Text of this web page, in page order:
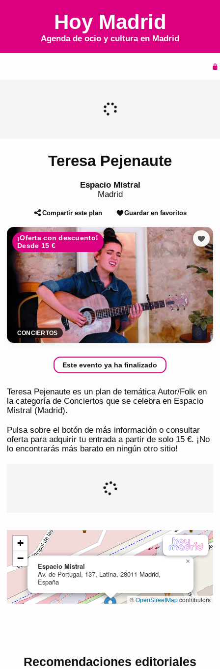
Hoy Madrid
Agenda de ocio y cultura en Madrid
Teresa Pejenaute
Espacio Mistral
Madrid
Compartir este plan Guardar en favoritos
¡Oferta con descuento!
Desde 15 €
CONCIERTOS
Este evento ya ha finalizado
Teresa Pejenaute es un plan de temática Autor/Folk en
la categoría de Conciertos que se celebra en Espacio
Mistral (Madrid).
Pulsa sobre el botón de más información o consultar
oferta para adquirir tu entrada a partir de solo 15 €. ¡No
lo encontrarás más barato en ningún otro sitio!
Recomendaciones editoriales